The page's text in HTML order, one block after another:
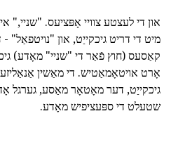
און די לעצטע צוויי אָפּציעס. "שניי,"
מיט די דריט גיכקייַט, און "נויטפאַל"
קאַסעס (חוץ פֿאַר די "שניי" מאָדע)
אָרט אויטאָמאַטיש. די מאַשין
גיכקייַט, דער מאָטאָר מאַסע, גערגל
שטעלט די ספּעציפיש מאָדע.